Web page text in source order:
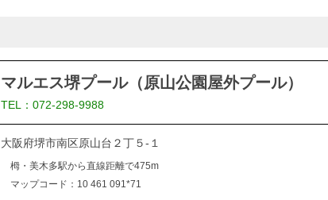
マルエス堺プール（原山公園屋外プール）
TEL：072-298-9988
大阪府堺市南区原山台２丁５-１
栂・美木多駅から直線距離で475m
マップコード：10 461 091*71